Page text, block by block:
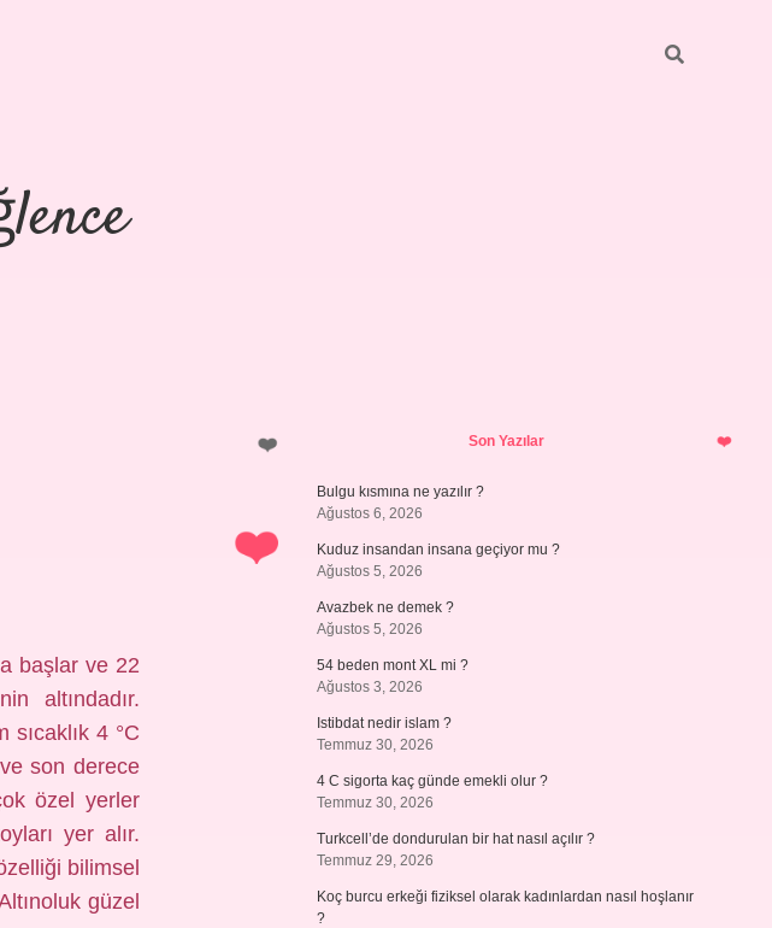
başlar ve 22
altındadır.
4 °C
son derece
özel yerler
yer alır.
bilimsel
güzel
SidebarSon Yazılar
Bulgu kısmına ne yazılır ?
Ağustos 6, 2026
Kuduz insandan insana geçiyor mu ?
Ağustos 5, 2026
Avazbek ne demek ?
Ağustos 5, 2026
54 beden mont XL mi ?
Ağustos 3, 2026
Istibdat nedir islam ?
Temmuz 30, 2026
4 C sigorta kaç günde emekli olur ?
Temmuz 30, 2026
Turkcell’de dondurulan bir hat nasıl açılır ?
Temmuz 29, 2026
Koç burcu erkeği fiziksel olarak kadınlardan nasıl hoşlanır
?